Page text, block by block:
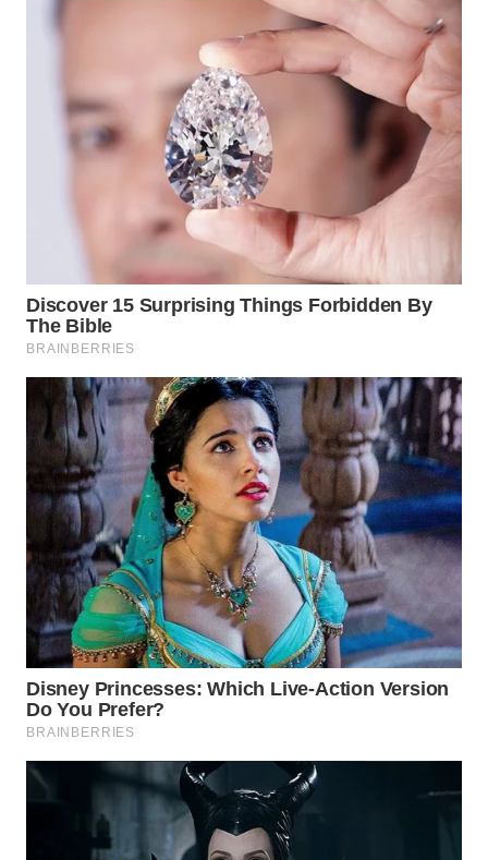
SELEB
PERSONA
WAHANA
DESA
WISATA
LAPAK
WAHANA
Wahana
Network
KONSUMEN
LISTRIK
MASYARAKAT
KELISTRIKAN
MAWAKA